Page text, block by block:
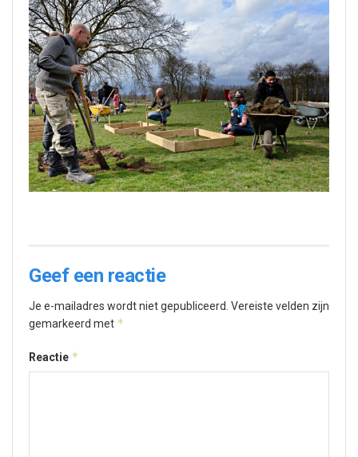
Geef een reactie
Je e-mailadres wordt niet gepubliceerd. Vereiste velden zijn
gemarkeerd met *
Reactie *